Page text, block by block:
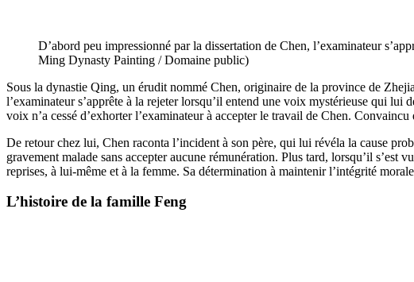
D’abord peu impressionné par la dissertation de Chen, l’examinateur
Ming Dynasty Painting / Domaine public)
Sous la dynastie Qing, un érudit nommé Chen, originaire de la province de
l’examinateur s’apprête à la rejeter lorsqu’il entend une voix mystérieuse qui
voix n’a cessé d’exhorter l’examinateur à accepter le travail de Chen.
De retour chez lui, Chen raconta l’incident à son père, qui lui révéla la cause
gravement malade sans accepter aucune rémunération. Plus tard, lorsqu’il
reprises, à lui-même et à la femme. Sa détermination à maintenir l’intégrité
L’histoire de la famille Feng